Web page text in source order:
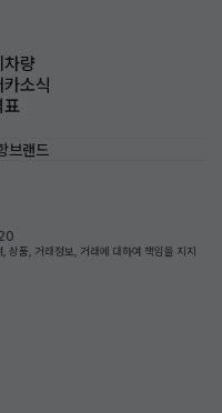
차량
카소식
표
브랜드
상품, 거래정보, 거래에 대하여 책임을 지지